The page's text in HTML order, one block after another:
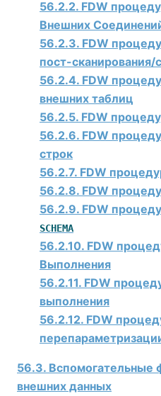
56.2.2. FDW
Внешних
56.2.3. FDW
пост-сканирования/
56.2.4. FDW
внешних таблиц
56.2.5. FDW
56.2.6. FDW
строк
56.2.7. FDW
56.2.8. FDW
56.2.9. FDW
SCHEMA
56.2.10. FDW
Выполнения
56.2.11. FDW
выполнения
56.2.12. FDW
56.3. Вспомогательные
внешних данных